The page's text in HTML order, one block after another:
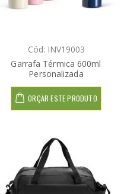
Cód: INV19003
Garrafa Térmica 600ml
Personalizada
ORÇAR ESTE PRODUTO